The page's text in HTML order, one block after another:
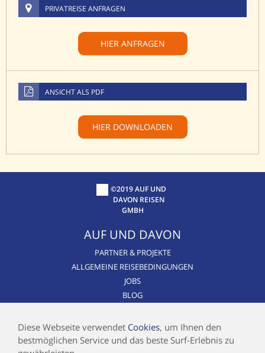
Diese Webseite verwendet Cookies, um Ihnen den
bestmöglichen Service und das beste Surf-Erlebnis zu
PRIVATREISE ANFRAGEN
HIER ANFRAGEN
ANSICHT ALS PDF
HIER DOWNLOADEN
©2019 AUF UND
DAVON REISEN
GMBH
AUF UND DAVON
PARTNER & PROJEKTE
ALLGEMEINE REISEBEDINGUNGEN
JOBS
BLOG
AIRLINE BLACKLIST